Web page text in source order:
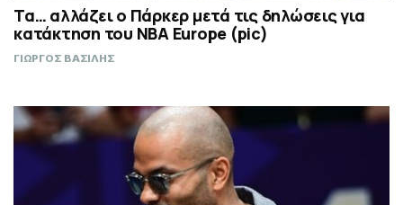
Τα… αλλάζει ο Πάρκερ μετά τις δηλώσεις για
κατάκτηση του ΝΒΑ Europe (pic)
ΓΙΩΡΓΟΣ ΒΑΣΙΛΗΣ